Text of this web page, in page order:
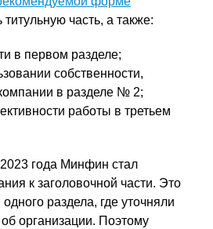
часть, а также:
в первом разделе;
собственности,
в разделе № 2;
работы в третьем
года Минфин стал
к заголовочной части. Это
раздела, где уточняли
организации. Поэтому